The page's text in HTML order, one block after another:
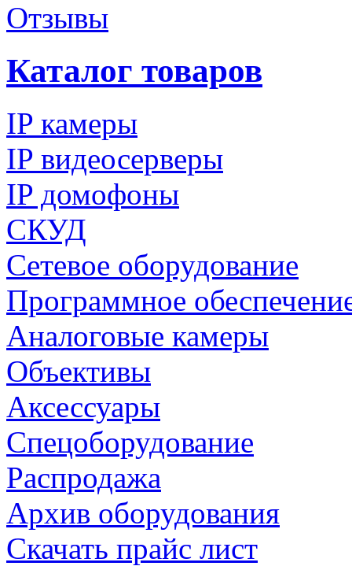
Отзывы
Каталог товаров
IP камеры
IP видеосерверы
IP домофоны
СКУД
Сетевое оборудование
Программное
Аналоговые камеры
Объективы
Аксессуары
Спецоборудование
Распродажа
Архив оборудования
Скачать прайс лист